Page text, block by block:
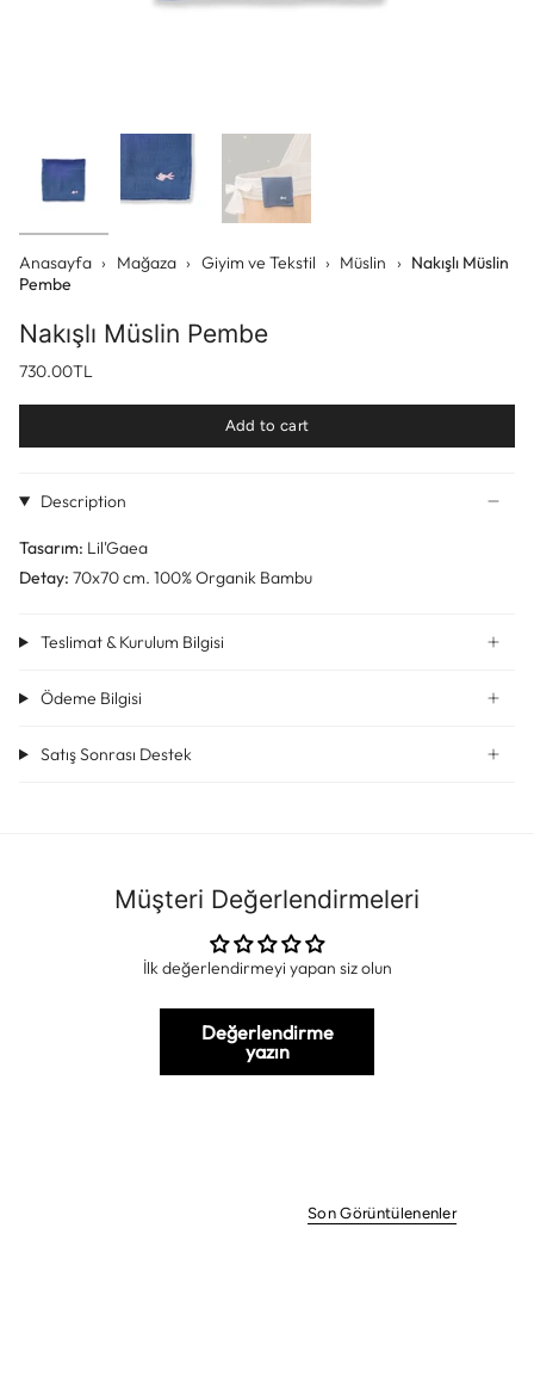
Anasayfa › Mağaza › Giyim ve Tekstil › Müslin › Nakışlı Müslin
Pembe
Nakışlı Müslin Pembe
730.00TL
Add to cart
Description
Tasarım: Lil'Gaea
Detay: 70x70 cm. 100% Organik Bambu
Teslimat & Kurulum Bilgisi
Ödeme Bilgisi
Satış Sonrası Destek
Müşteri Değerlendirmeleri
İlk değerlendirmeyi yapan siz olun
Değerlendirme
yazın
Son Görüntülenenler